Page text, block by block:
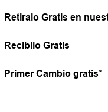
Retiralo Gratis en
Recibilo Gratis
Primer Cambio gratis*